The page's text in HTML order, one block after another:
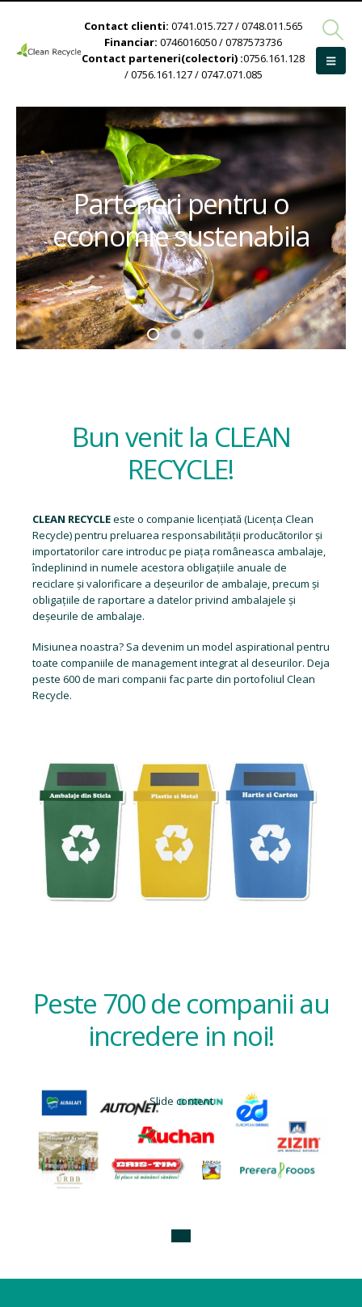
Contact clienti: 0741.015.727 / 0748.011.565
Financiar: 0746016050 / 0787573736
Contact parteneri(colectori) :0756.161.128
/ 0756.161.127 / 0747.071.085
Parteneri pentru o
economie sustenabila
Bun venit la CLEAN
RECYCLE!
CLEAN RECYCLEeste o companie licențiată (Licența Clean
Recycle) pentru preluarea responsabilității producătorilor și
importatorilor care introduc pe piața româneasca ambalaje,
îndeplinind in numele acestora obligațiile anuale de
reciclare și valorificare a deșeurilor de ambalaje, precum și
obligațiile de raportare a datelor privind ambalajele și
deșeurile de ambalaje.
Misiunea noastra? Sa devenim un model aspirational pentru
toate companiile de management integrat al deseurilor. Deja
peste 600 de mari companii fac parte din portofoliul Clean
Recycle.
Peste 700 de companii au
incredere in noi!
Slide content